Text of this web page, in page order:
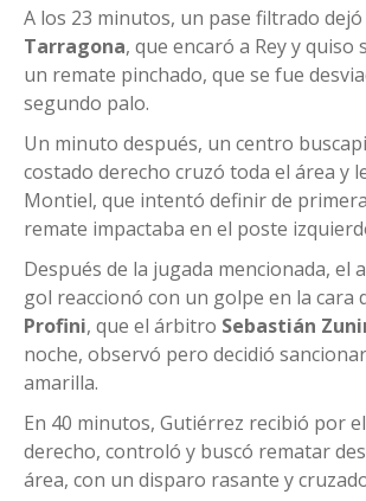
A los 23 minutos, un pase filtrado
Tarragona, que encaró a Rey y quiso
un remate pinchado, que se fue
segundo palo.
Un minuto después, un centro
costado derecho cruzó toda el área y
Montiel, que intentó definir de
remate impactaba en el poste
Después de la jugada mencionada, el
gol reaccionó con un golpe en la cara
Profini, que el árbitro Sebastián
noche, observó pero decidió
amarilla.
En 40 minutos, Gutiérrez recibió por
derecho, controló y buscó rematar
área, con un disparo rasante y